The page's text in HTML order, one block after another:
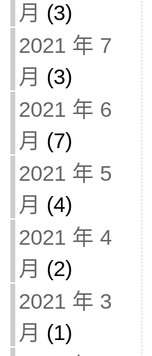
月 (3)
2021 年 7
月 (3)
2021 年 6
月 (7)
2021 年 5
月 (4)
2021 年 4
月 (2)
2021 年 3
月 (1)